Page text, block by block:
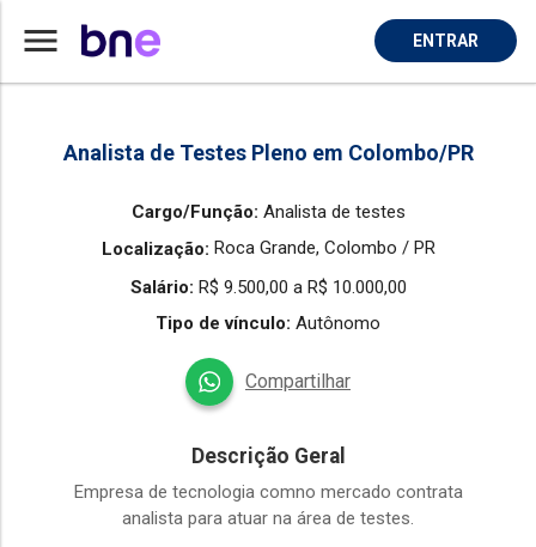
menu ENTRAR
Home Vaga de Analista De Testes em Colombo
Analista de Testes Pleno em Colombo/PR
Cargo/Função: Analista de testes
Localização: Roca Grande, Colombo / PR
Salário: R$ 9.500,00 a R$ 10.000,00
Tipo de vínculo: Autônomo
Compartilhar
Descrição Geral
Empresa de tecnologia comno mercado contrata
analista para atuar na área de testes.